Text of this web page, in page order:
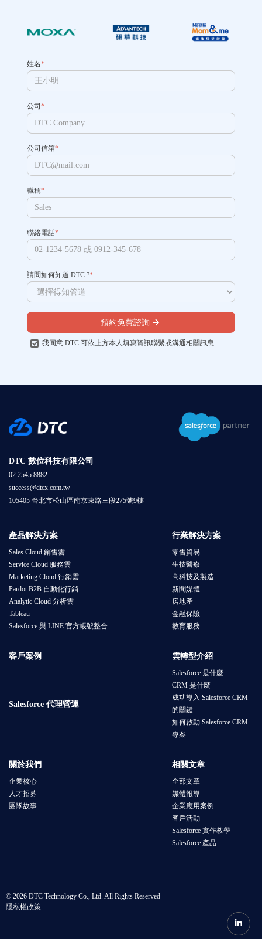
姓名*
公司 *
公司信箱*
職稱*
聯絡電話*
請問如何知道 DTC ?*
預約免費諮詢
我同意 DTC 可依上方本人填寫資訊聯繫或溝通相關訊息
DTC 數位科技有限公司
02 2545 8882
success@dtcx.com.tw
105405 台北市松山區南京東路三段275號9樓
產品解決方案
Sales Cloud 銷售雲
Service Cloud 服務雲
Marketing Cloud 行銷雲
Pardot B2B 自動化行銷
Analytic Cloud 分析雲
Tableau
Salesforce 與 LINE 官方帳號整合
行業解決方案
零售貿易
生技醫療
高科技及製造
新聞媒體
房地產
金融保險
教育服務
客戶案例
Salesforce 代理營運
雲轉型介紹
Salesforce 是什麼
CRM 是什麼
成功導入 Salesforce CRM
的關鍵
如何啟動 Salesforce CRM
專案
關於我們
企業核心
人才招募
團隊故事
相關文章
全部文章
媒體報導
企業應用案例
客戶活動
Salesforce 實作教學
Salesforce 產品
© 2026 DTC Technology Co., Ltd. All Rights Reserved
隱私權政策